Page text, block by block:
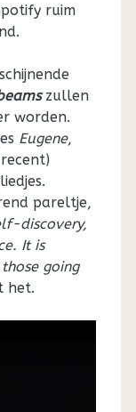
ruim
zullen
worden.
Eugene,
pareltje,
discovery,
It is
going
het.